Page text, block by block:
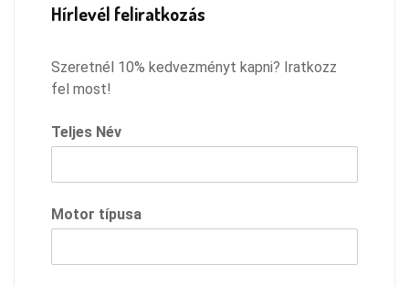
Hírlevél feliratkozás
Szeretnél 10% kedvezményt kapni? Iratkozz
fel most!
Teljes Név
Motor típusa